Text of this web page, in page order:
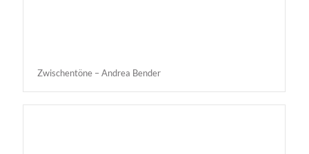
Zwischentöne – Andrea Bender